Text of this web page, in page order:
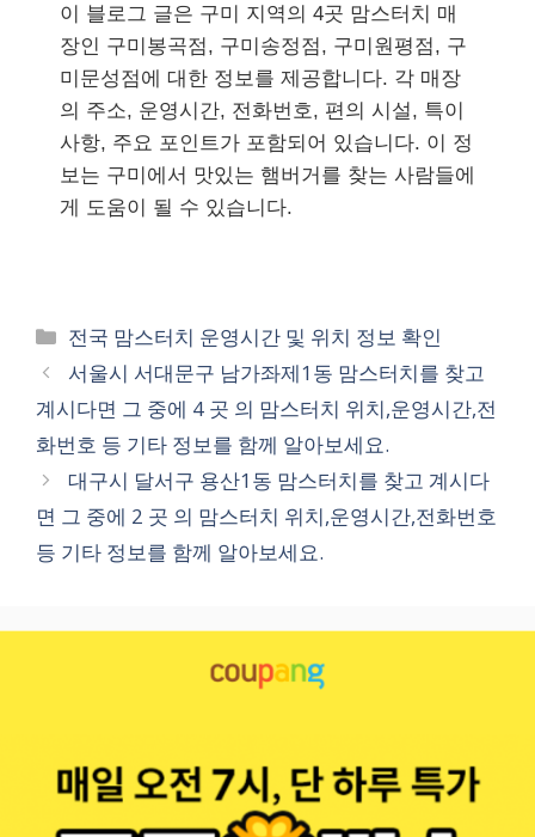
이 블로그 글은 구미 지역의 4곳 맘스터치 매
장인 구미봉곡점, 구미송정점, 구미원평점, 구
미문성점에 대한 정보를 제공합니다. 각 매장
의 주소, 운영시간, 전화번호, 편의 시설, 특이
사항, 주요 포인트가 포함되어 있습니다. 이 정
보는 구미에서 맛있는 햄버거를 찾는 사람들에
게 도움이 될 수 있습니다.
카
테
고
리
전국 맘스터치 운영시간 및 위치 정보 확인
서울시 서대문구 남가좌제1동 맘스터치를 찾고
계시다면 그 중에 4 곳 의 맘스터치 위치,운영시간,전
화번호 등 기타 정보를 함께 알아보세요.
대구시 달서구 용산1동 맘스터치를 찾고 계시다
면 그 중에 2 곳 의 맘스터치 위치,운영시간,전화번호
등 기타 정보를 함께 알아보세요.